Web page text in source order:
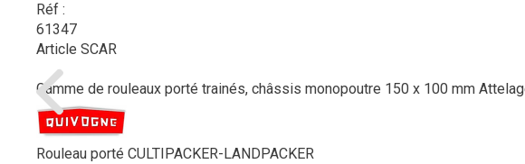
Réf :
61347
Article SCAR
Gamme de rouleaux porté trainés, châssis monopoutre 150 x 100 mm
Rouleau porté CULTIPACKER-LANDPACKER